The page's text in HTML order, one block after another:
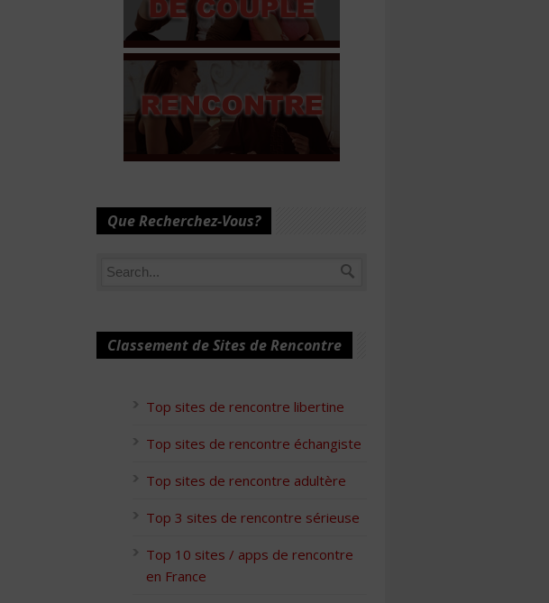
Que Recherchez-Vous?
Classement de Sites de Rencontre
Top sites de rencontre libertine
Top sites de rencontre échangiste
Top sites de rencontre adultère
Top 3 sites de rencontre sérieuse
Top 10 sites / apps de rencontre
en France